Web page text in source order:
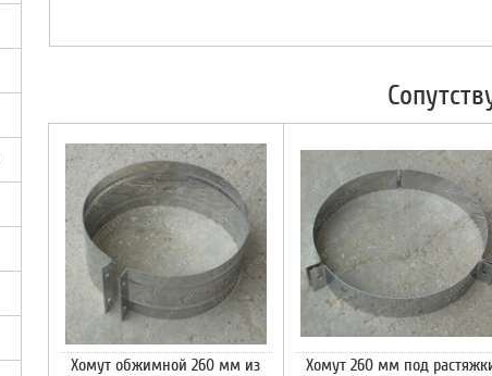
Хомут обжимной 260 мм из
Хомут 260 мм под